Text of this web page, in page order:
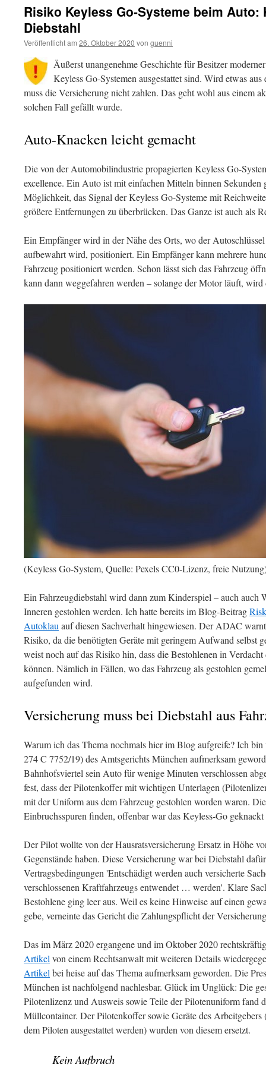
Risiko Keyless Go-Systeme beim Auto:
Diebstahl
Veröffentlicht am 26. Oktober 2020 von guenni
Äußerst unangenehme Geschichte für Besitzer
Keyless Go-Systemen ausgestattet sind. Wird etwas
muss die Versicherung nicht zahlen. Das geht wohl aus einem
solchen Fall gefällt wurde.
Auto-Knacken leicht gemacht
Die von der Automobilindustrie propagierten Keyless Go-
excellence. Ein Auto ist mit einfachen Mitteln binnen
Möglichkeit, das Signal der Keyless Go-Systeme mit
größere Entfernungen zu überbrücken. Das Ganze ist auch als
Ein Empfänger wird in der Nähe des Orts, wo der
aufbewahrt wird, positioniert. Ein Empfänger kann mehrere
Fahrzeug positioniert werden. Schon lässt sich das Fahrzeug
kann dann weggefahren werden – solange der Motor läuft, wird
(Keyless Go-System, Quelle: Pexels CC0-Lizenz, freie
Ein Fahrzeugdiebstahl wird dann zum Kinderspiel – auch auch
Inneren gestohlen werden. Ich hatte bereits im Blog-Beitrag
Autoklau auf diesen Sachverhalt hingewiesen. Der ADAC
Risiko, da die benötigten Geräte mit geringem Aufwand selbst
weist noch auf das Risiko hin, dass die Bestohlenen in
können. Nämlich in Fällen, wo das Fahrzeug als gestohlen
aufgefunden wird.
Versicherung muss bei Diebstahl aus
Warum ich das Thema nochmals hier im Blog aufgreife? Ich
274 C 7752/19) des Amtsgerichts München aufmerksam
Bahnhofsviertel sein Auto für wenige Minuten verschlossen
fest, dass der Pilotenkoffer mit wichtigen Unterlagen
mit der Uniform aus dem Fahrzeug gestohlen worden waren.
Einbruchsspuren finden, offenbar war das Keyless-Go
Der Pilot wollte von der Hausratsversicherung Ersatz in Höhe
Gegenstände haben. Diese Versicherung war bei Diebstahl
Vertragsbedingungen 'Entschädigt werden auch versicherte
verschlossenen Kraftfahrzeugs entwendet … werden'. Klare
Bestohlene ging leer aus. Weil es keine Hinweise auf einen
gebe, verneinte das Gericht die Zahlungspflicht der
Das im März 2020 ergangene und im Oktober 2020
Artikel von einem Rechtsanwalt mit weiteren Details
Artikel bei heise auf das Thema aufmerksam geworden. Die
München ist nachfolgend nachlesbar. Glück im Unglück: Die
Pilotenlizenz und Ausweis sowie Teile der Pilotenuniform fand
Müllcontainer. Der Pilotenkoffer sowie Geräte des
dem Piloten ausgestattet werden) wurden von diesem ersetzt.
Kein Aufbruch